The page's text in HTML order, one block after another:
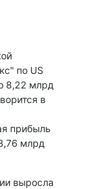
по US
8,22 млрд
в
прибыль
млрд
выросла